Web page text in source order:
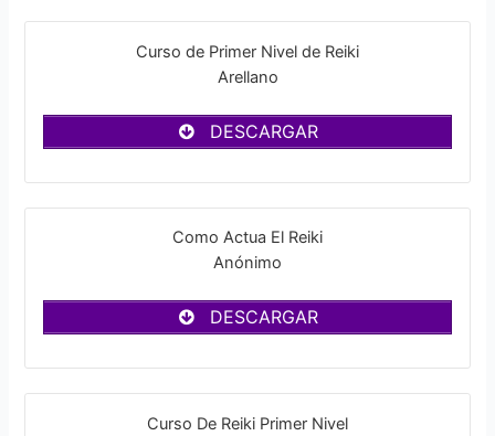
Curso de Primer Nivel de Reiki
Arellano
DESCARGAR
Como Actua El Reiki
Anónimo
DESCARGAR
Curso De Reiki Primer Nivel